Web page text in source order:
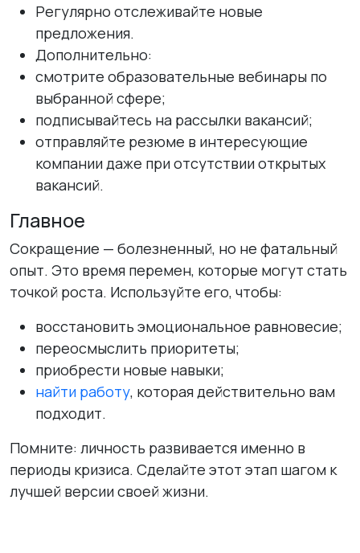
Регулярно отслеживайте новые
предложения.
Дополнительно:
смотрите образовательные вебинары по
выбранной сфере;
подписывайтесь на рассылки вакансий;
отправляйте резюме в интересующие
компании даже при отсутствии открытых
вакансий.
Главное
Сокращение — болезненный, но не фатальный
опыт. Это время перемен, которые могут стать
точкой роста. Используйте его, чтобы:
восстановить эмоциональное равновесие;
переосмыслить приоритеты;
приобрести новые навыки;
найти работу, которая действительно вам
подходит.
Помните: личность развивается именно в
периоды кризиса. Сделайте этот этап шагом к
лучшей версии своей жизни.